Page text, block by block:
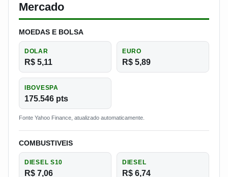
Mercado
MOEDAS E BOLSA
DOLAR
R$ 5,11
EURO
R$ 5,89
IBOVESPA
175.546 pts
Fonte Yahoo Finance, atualizado automaticamente.
COMBUSTIVEIS
DIESEL S10
R$ 7,06
DIESEL
R$ 6,74